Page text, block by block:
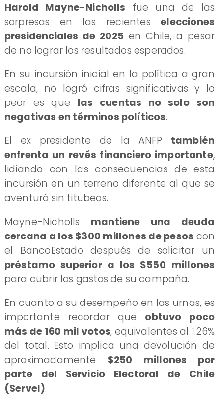
Harold Mayne-Nicholls fue una de las
sorpresas en las recienteselecciones
presidenciales de 2025 en Chile, a pesar
de no lograr los resultados esperados.
En su incursión inicial en la política a gran
escala, no logró cifras significativas y lo
peor es que las cuentas no solo son
negativas en términos políticos.
El ex presidente de la ANFP también
enfrenta un revés financiero importante,
lidiando con las consecuencias de esta
incursión en un terreno diferente al que se
aventuró sin titubeos.
Mayne-Nicholls mantiene una deuda
cercana a los $300 millones de pesos con
el BancoEstado después de solicitar un
préstamo superior a los $550 millones
para cubrir los gastos de su campaña.
En cuanto a su desempeño en las urnas, es
importante recordar que obtuvo poco
más de 160 mil votos, equivalentes al 1.26%
del total. Esto implica una devolución de
aproximadamente $250 millones por
parte del Servicio Electoral de Chile
(Servel).